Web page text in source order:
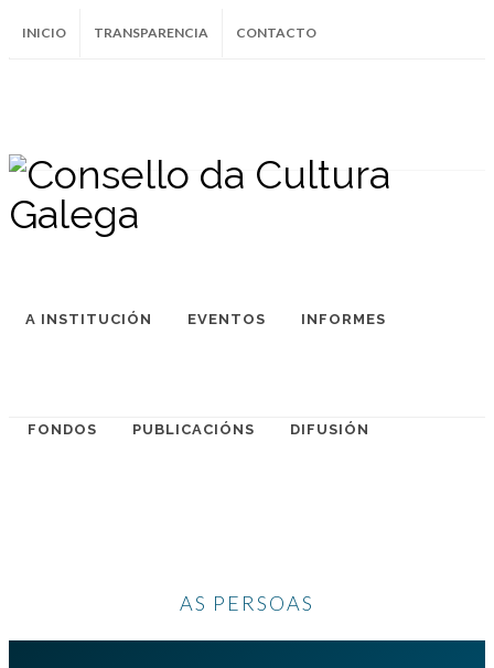
INICIO TRANSPARENCIA CONTACTO
InstagramFacebookTwitter Soundcloud
Youtube
A INSTITUCIÓN EVENTOS INFORMES
FONDOS PUBLICACIÓNS DIFUSIÓN
AS PERSOAS